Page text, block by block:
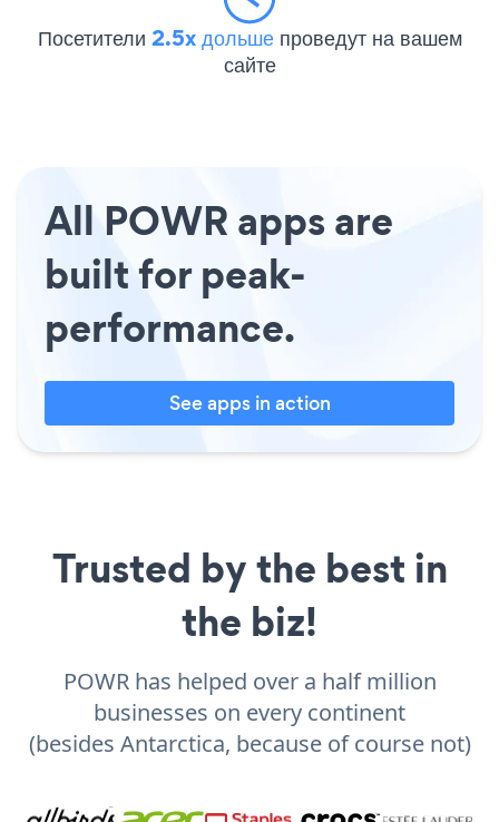
Посетители 2.5x дольше проведут на вашем
сайте
All POWR apps are
built for peak-
performance.
See apps in action
Trusted by the best in
the biz!
POWR has helped over a half million
businesses on every continent
(besides Antarctica, because of course not)